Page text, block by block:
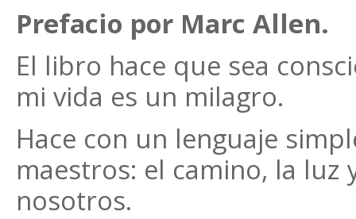
Prefacio por Marc Allen.
El libro hace que sea
mi vida es un milagro.
Hace con un lenguaje
maestros: el camino, la
nosotros.